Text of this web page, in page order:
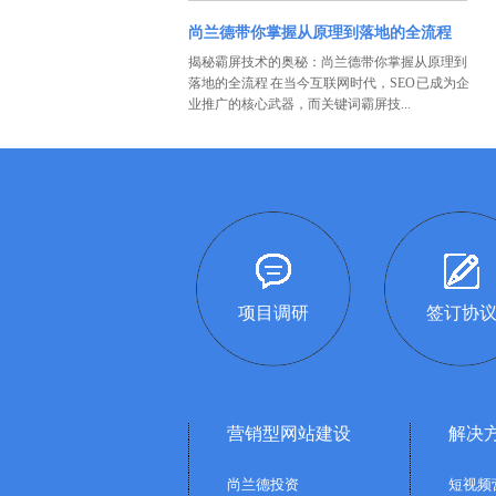
尚兰德带你掌握从原理到落地的全流程
揭秘霸屏技术的奥秘：尚兰德带你掌握从原理到
落地的全流程 在当今互联网时代，SEO 已成为企
业推广的核心武器，而关键词霸屏技...
项目调研 签订协议
营销型网站建设
尚兰德投资
解决
短视频